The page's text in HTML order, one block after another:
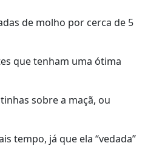
de molho por cerca de 5
que tenham uma ótima
sobre a maçã, ou
tempo, já que ela “vedada”